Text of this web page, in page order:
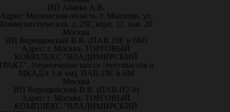
ИП Абаева А.В.
Адрес: Московская область, г. Мытищи, ул.
Коммунистическая, д. 25Г, корп. 11, пав. 20
Москва
ИП Верещинский В.В. (ПАВ.19Е и 6М)
Адрес: г. Москва, ТОРГОВЫЙ
КОМПЛЕКС "ВЛАДИМИРСКИЙ
(пересечение шоссе Энтузиастов и
МКАДА 1-й км), ПАВ.19Е и 6М
Москва
ИП Верещинский В.В. (ПАВ.П2-9)
Адрес: г. Москва, ТОРГОВЫЙ
КОМПЛЕКС "ВЛАДИМИРСКИЙ